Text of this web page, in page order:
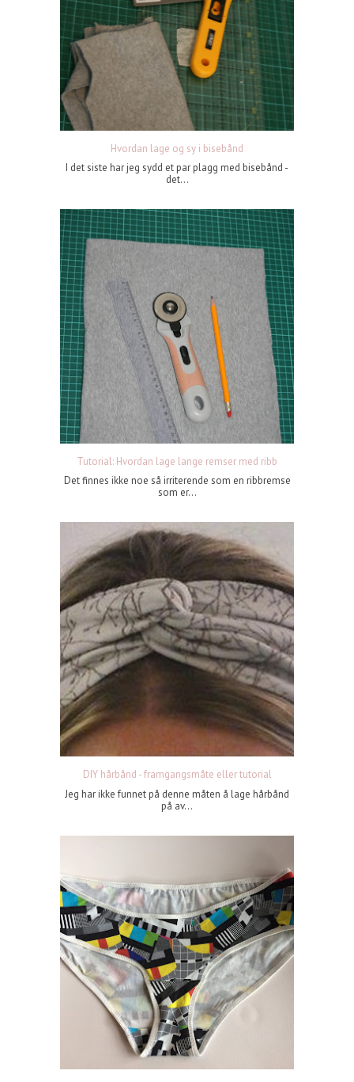
Hvordan lage og sy i bisebånd
I det siste har jeg sydd et par plagg med bisebånd -
det...
Tutorial: Hvordan lage lange remser med ribb
Det finnes ikke noe så irriterende som en ribbremse
som er...
DIY hårbånd - framgangsmåte eller tutorial
Jeg har ikke funnet på denne måten å lage hårbånd
på av...